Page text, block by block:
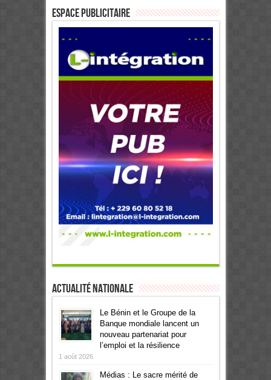
ESPACE PUBLICITAIRE
Actualité Nationale
Le Bénin et le Groupe de la
Banque mondiale lancent un
nouveau partenariat pour
l’emploi et la résilience
1 août 2026
Médias : Le sacre mérité de